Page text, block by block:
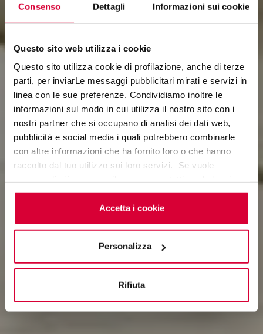
Consenso Dettagli Informazioni sui cookie
Questo sito web utilizza i cookie
Questo sito utilizza cookie di profilazione, anche di terze
parti, per inviarLe messaggi pubblicitari mirati e servizi in
linea con le sue preferenze. Condividiamo inoltre le
informazioni sul modo in cui utilizza il nostro sito con i
nostri partner che si occupano di analisi dei dati web,
pubblicità e social media i quali potrebbero combinarle
con altre informazioni che ha fornito loro o che hanno
raccolto dal tuo utilizzo sui loro servizi. Se vuole
cookieclicchi qui. Il consenso può essere espresso
cliccando sul tasto “Accetta i cookie”. Se non vuole i
cookie di profilazione può negare il consenso sul tasto
Accetta i cookie
Personalizza
Rifiuta
OMNIA
STONE RHAPSODY